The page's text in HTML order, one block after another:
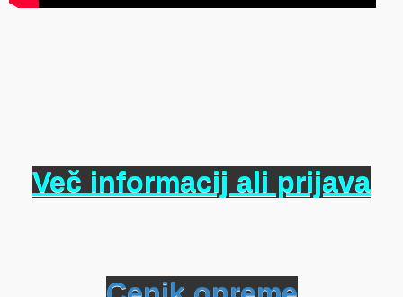
Več informacij ali prijava